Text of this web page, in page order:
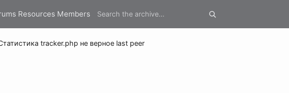
Resources Members
tracker.php не верное last peer